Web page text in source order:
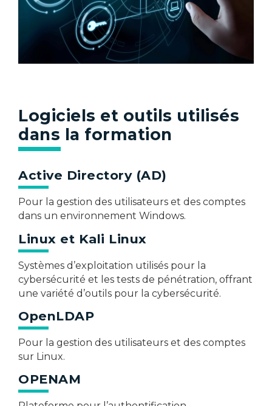
Logiciels et outils utilisés
dans la formation
Active Directory (AD)
Pour la gestion des utilisateurs et des comptes
dans un environnement Windows.​
Linux et Kali Linux
Systèmes d’exploitation utilisés pour la
cybersécurité et les tests de pénétration, offrant
une variété d’outils pour la cybersécurité.​
OpenLDAP
Pour la gestion des utilisateurs et des comptes
sur Linux.​
OPENAM